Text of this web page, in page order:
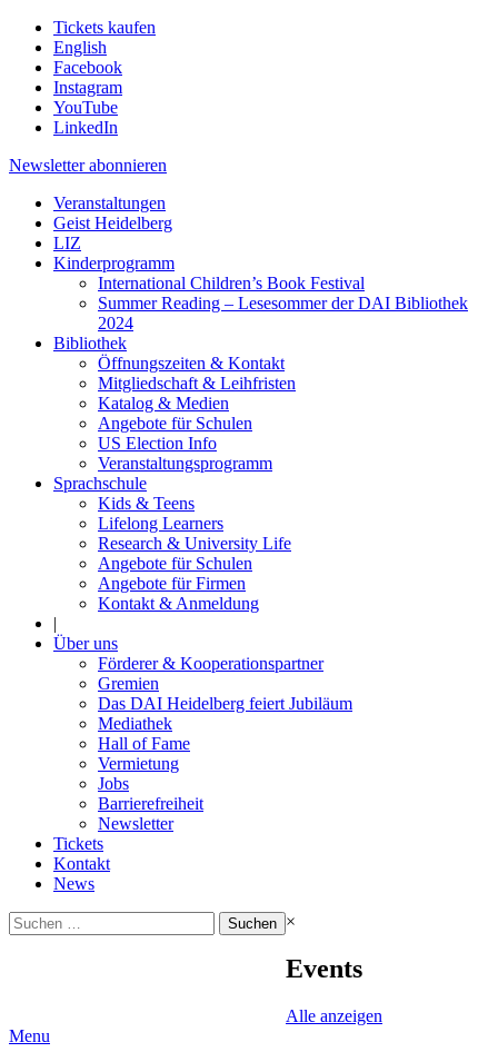
Tickets kaufen
English
Facebook
Instagram
YouTube
LinkedIn
Newsletter abonnieren
Veranstaltungen
Geist Heidelberg
LIZ
Kinderprogramm
International Children’s Book Festival
Summer Reading – Lesesommer der DAI Bibliothek
2024
Bibliothek
Öffnungszeiten & Kontakt
Mitgliedschaft & Leihfristen
Katalog & Medien
Angebote für Schulen
US Election Info
Veranstaltungsprogramm
Sprachschule
Kids & Teens
Lifelong Learners
Research & University Life
Angebote für Schulen
Angebote für Firmen
Kontakt & Anmeldung
|
Über uns
Förderer & Kooperationspartner
Gremien
Das DAI Heidelberg feiert Jubiläum
Mediathek
Hall of Fame
Vermietung
Jobs
Barrierefreiheit
Newsletter
Tickets
Kontakt
News
Suchen
nach:
×
Events
Alle anzeigen
Menu